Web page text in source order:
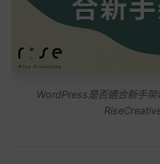
WordPress是否適合新手